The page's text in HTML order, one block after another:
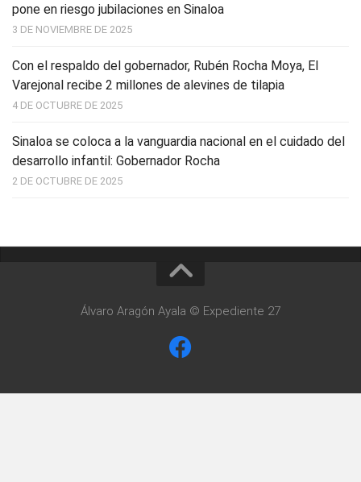
pone en riesgo jubilaciones en Sinaloa
3 DE NOVIEMBRE DE 2025
Con el respaldo del gobernador, Rubén Rocha Moya, El
Varejonal recibe 2 millones de alevines de tilapia
4 DE OCTUBRE DE 2025
Sinaloa se coloca a la vanguardia nacional en el cuidado del
desarrollo infantil: Gobernador Rocha
2 DE OCTUBRE DE 2025
Álvaro Aragón Ayala © Expediente 27